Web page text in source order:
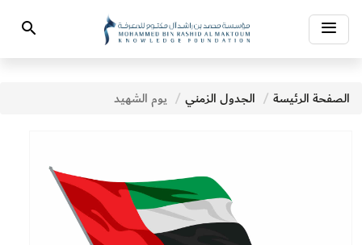
Toggle
navigation
Search
الصفحة الرئيسة الجدول الزمني يوم الشهيد